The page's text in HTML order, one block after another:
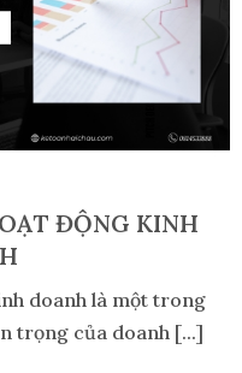
ĐỘNG KINH
doanh là một trong
trọng của doanh [...]